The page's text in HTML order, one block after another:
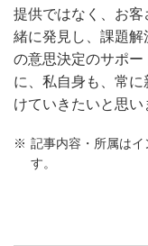
提供ではなく、お
緒に発見し、課題解
の意思決定のサポ
に、私自身も、常
けていきたいと思い
記事内容・所属は
す。